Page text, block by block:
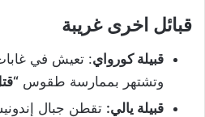
قبائل اخرى غريبة
قبيلة كورواي: تعيش في غابات
وتشتهر بممارسة طقوس
قبيلة يالي: تقطن جبال